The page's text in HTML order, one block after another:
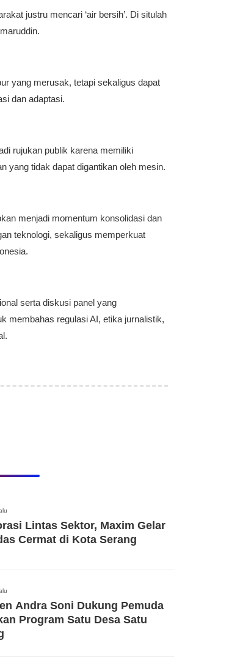
justru mencari ‘air bersih’. Di situlah
yang merusak, tetapi sekaligus dapat
dan adaptasi.
rujukan publik karena memiliki
yang tidak dapat digantikan oleh mesin.
menjadi momentum konsolidasi dan
teknologi, sekaligus memperkuat
serta diskusi panel yang
membahas regulasi AI, etika jurnalistik,
Lintas Sektor, Maxim Gelar
Cermat di Kota Serang
Andra Soni Dukung Pemuda
Program Satu Desa Satu